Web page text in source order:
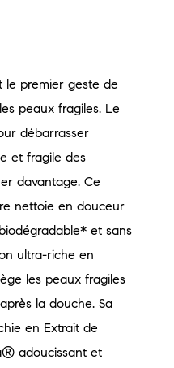
le premier geste de
peaux fragiles. Le
débarrasser
et fragile des
davantage. Ce
nettoie en douceur
et sans
ultra-riche en
les peaux fragiles
la douche. Sa
en Extrait de
adoucissant et